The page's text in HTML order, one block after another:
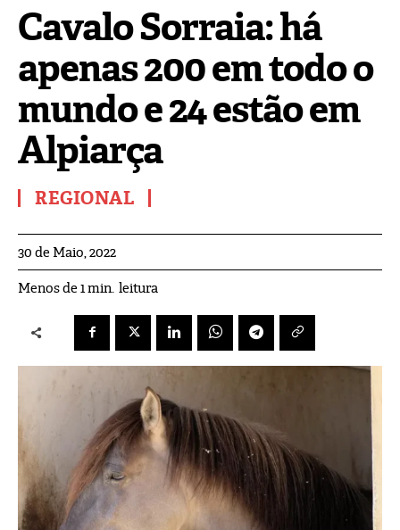
Cavalo Sorraia: há
apenas 200 em todo o
mundo e 24 estão em
Alpiarça
REGIONAL
30 de Maio, 2022
Menos de 1min. leitura